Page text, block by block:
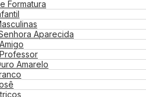
pelo WhatsApp
Formatura
Administração
Arquitetura
Contabilidade
Direito
Educação Fisica
Enfermagem
Engenharia
Engenharia Civil
Ensino Médio
Lançamento
Promoção
Formatura
Aparecida
Amarelo